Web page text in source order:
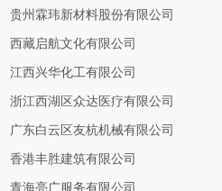
贵州霖玮新材料股份有限公司
西藏启航文化有限公司
江西兴华化工有限公司
浙江西湖区众达医疗有限公司
广东白云区友杭机械有限公司
香港丰胜建筑有限公司
青海亮广服务有限公司